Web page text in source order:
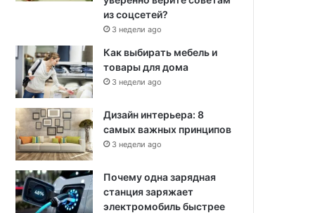
из соцсетей?
3 недели ago
Как выбирать мебель и
товары для дома
3 недели ago
Дизайн интерьера: 8
самых важных принципов
3 недели ago
Почему одна зарядная
станция заряжает
электромобиль быстрее